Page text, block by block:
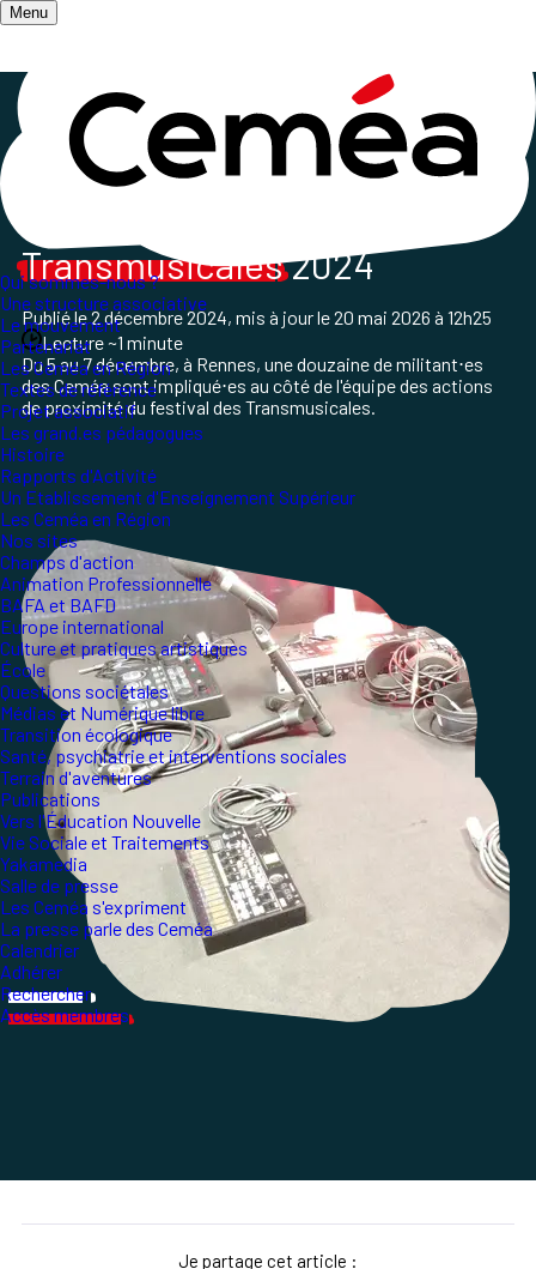
Menu
Qui sommes-nous ?
Une structure associative
Le mouvement
Partenariat
Les Ceméa en Région
Textes de référence
Projet associatif
Les grand.es pédagogues
Histoire
Rapports d'Activité
Un Etablissement d'Enseignement Supérieur
Les Ceméa en Région
Nos sites
Champs d'action
Animation Professionnelle
BAFA et BAFD
Europe international
Culture et pratiques artistiques
École
Questions sociétales
Médias et Numérique libre
Transition écologique
Santé, psychiatrie et interventions sociales
Terrain d'aventures
Publications
Vers l'Éducation Nouvelle
Vie Sociale et Traitements
Yakamedia
Salle de presse
Les Ceméa s'expriment
La presse parle des Ceméa
Calendrier
Adhérer
Rechercher
Accès membres
Accueil/
Les champs d'action
Culture et pratiques artistiques Les Ceméa aux Trans
Transmusicales2024
Publié le2 décembre 2024, mis à jour le20 mai 2026 à 12h25
Lecture ~1 minute
Du 5 au 7 décembre, à Rennes, une douzaine de militant⋅es
des Ceméa sont impliqué⋅es au côté de l'équipe des actions
de proximité du festival des Transmusicales.
Je partage cet article :